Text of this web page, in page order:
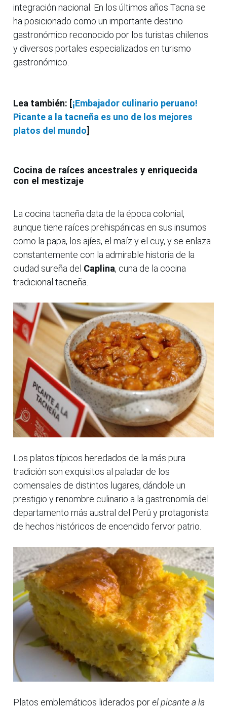
integración nacional. En los últimos años Tacna se
ha posicionado como un importante destino
gastronómico reconocido por los turistas chilenos
y diversos portales especializados en turismo
gastronómico.
Lea también: [¡Embajador culinario peruano!
Picante a la tacneña es uno de los mejores
platos del mundo]
Cocina de raíces ancestrales y enriquecida
con el mestizaje
La cocina tacneña data de la época colonial,
aunque tiene raíces prehispánicas en sus insumos
como la papa, los ajíes, el maíz y el cuy, y se enlaza
constantemente con la admirable historia de la
ciudad sureña del Caplina, cuna de la cocina
tradicional tacneña.
Los platos típicos heredados de la más pura
tradición son exquisitos al paladar de los
comensales de distintos lugares, dándole un
prestigio y renombre culinario a la gastronomía del
departamento más austral del Perú y protagonista
de hechos históricos de encendido fervor patrio.
Platos emblemáticos liderados porel picante a la